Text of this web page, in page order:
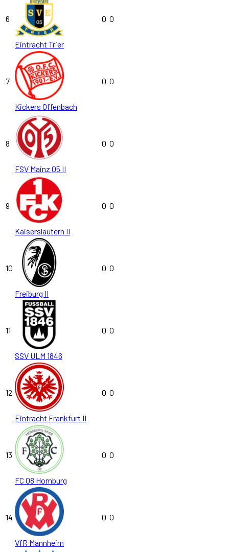
6
Eintracht Trier
0 0
7
Kickers Offenbach
0 0
8
FSV Mainz 05 II
0 0
9
Kaiserslautern II
0 0
10
Freiburg II
0 0
11
SSV ULM 1846
0 0
12
Eintracht Frankfurt II
0 0
13
FC 08 Homburg
0 0
14
VfR Mannheim
0 0